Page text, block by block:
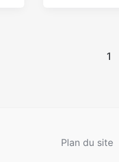
1
Plan du site